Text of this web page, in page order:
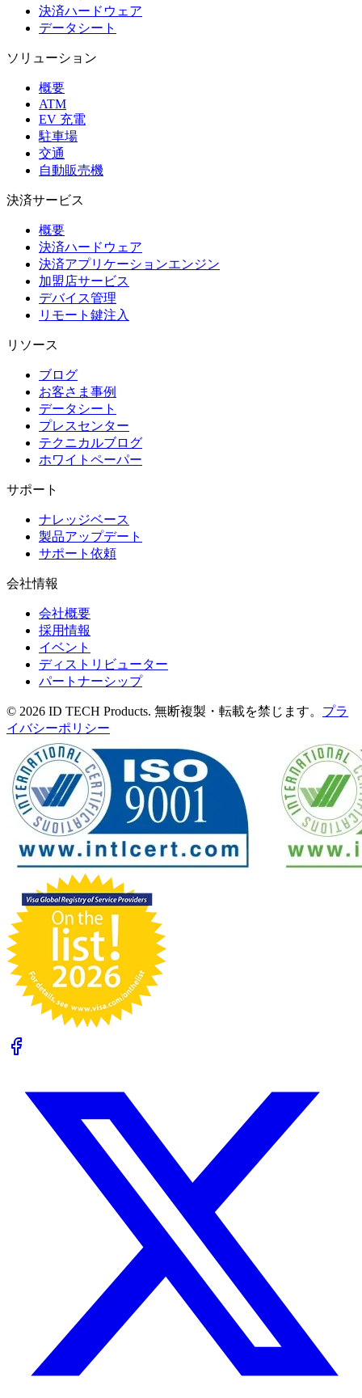
決済ハードウェア
データシート
ソリューション
概要
ATM
EV 充電
駐車場
交通
自動販売機
決済サービス
概要
決済ハードウェア
決済アプリケーションエンジン
加盟店サービス
デバイス管理
リモート鍵注入
リソース
ブログ
お客さま事例
データシート
プレスセンター
テクニカルブログ
ホワイトペーパー
サポート
ナレッジベース
製品アップデート
サポート依頼
会社情報
会社概要
採用情報
イベント
ディストリビューター
パートナーシップ
© 2026 ID TECH Products. 無断複製・転載を禁じます。 プラ
イバシーポリシー